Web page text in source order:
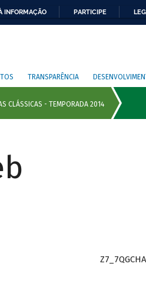
INFORMAÇÃO PARTICIPE
TRANSPARÊNCIA